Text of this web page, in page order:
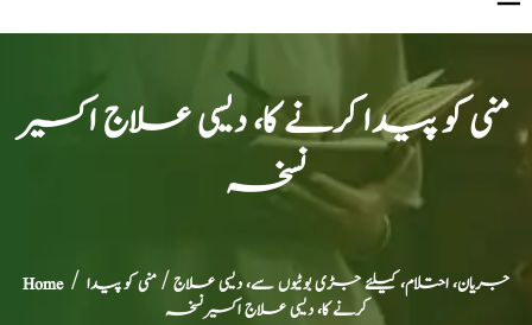
منی کو پیدا کرنے کا، دیسی علاج اکسیر
نسخہ
Home/ جریان، احتلام، کیلئے جڑی بوٹیوں سے، دیسی علاج/ منی کو پیدا
کرنے کا، دیسی علاج اکسیر نسخہ